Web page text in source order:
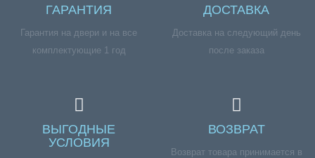
ГАРАНТИЯ
Гарантия на двери и на все
комплектующие 1 год
ДОСТАВКА
Доставка на следующий день
после заказа
ВЫГОДНЫЕ
УСЛОВИЯ
ВОЗВРАТ
Возврат товара принимается в